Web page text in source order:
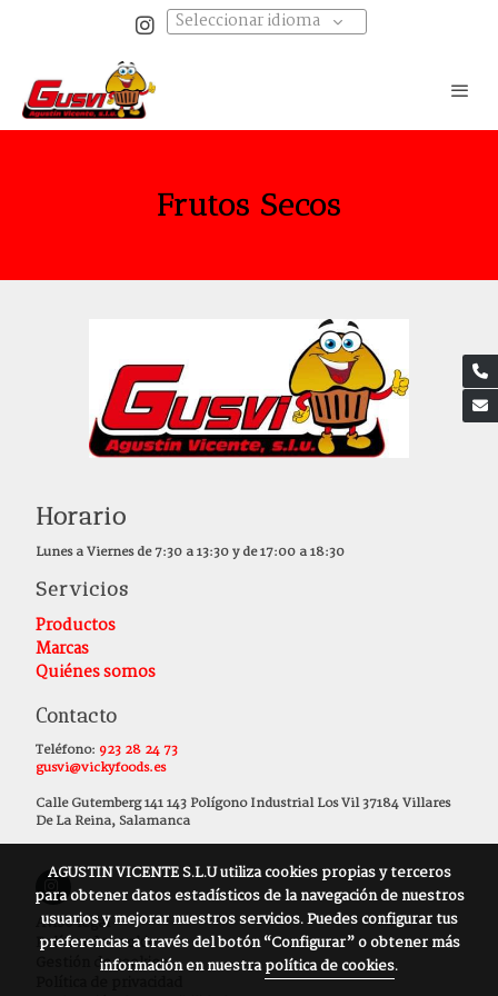
Seleccionar idioma
Frutos Secos
Horario
Lunes a Viernes de 7:30 a 13:30 y de 17:00 a 18:30
Servicios
Productos
Marcas
Quiénes somos
Contacto
Teléfono: 923 28 24 73
gusvi@vickyfoods.es
Calle Gutemberg 141 143 Polígono Industrial Los Vil 37184 Villares
De La Reina, Salamanca
Aviso legal
Política de cookies
Gestión de cookies
AGUSTIN VICENTE S.L.Uutiliza cookies propias y terceros
para obtener datos estadísticos de la navegación de nuestros
usuarios y mejorar nuestros servicios. Puedes configurar tus
preferencias a través del botón “Configurar” o obtener más
información en nuestrapolítica de cookies.